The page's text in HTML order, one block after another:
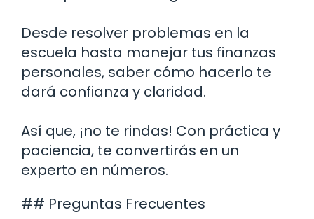
Desde resolver problemas en la
escuela hasta manejar tus finanzas
personales, saber cómo hacerlo te
dará confianza y claridad.
Así que, ¡no te rindas! Con práctica y
paciencia, te convertirás en un
experto en números.
## Preguntas Frecuentes